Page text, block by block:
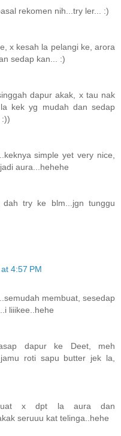
rekomen nih...try ler... :)
x kesah la pelangi ke, arora
sedap kan... :)
dapur akak, x tau nak
kek yg mudah dan sedap
simple yet very nice,
aura...hehehe
try ke blm...jgn tunggu
4:57 PM
membuat, sesedap
liiikee..hehe
dapur ke Deet, meh
roti sapu butter jek la,
x dpt la aura dan
seruuu kat telinga..hehe